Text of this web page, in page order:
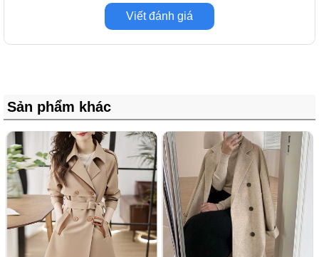
Viết đánh giá
Sản phẩm khác